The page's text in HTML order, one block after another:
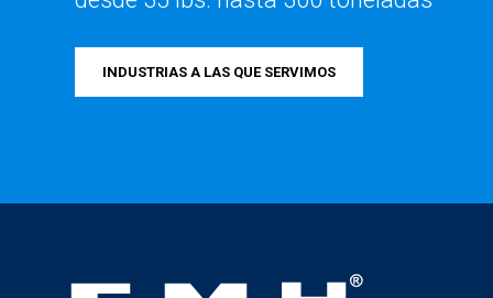
INDUSTRIAS A LAS QUE SERVIMOS